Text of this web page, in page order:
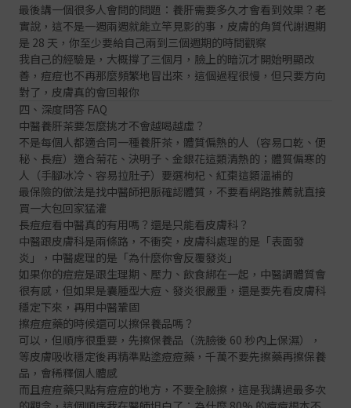
最後講一個很多人會問的問題：養肝需要多久才會看到效果？老
實說，這不是一週兩週就能立竿見影的事，皮膚的角質代謝週期
是 28 天，你至少要給自己兩到三個週期的時間觀察
我自己的經驗是，大概撐了三個月，臉上的暗沉才開始明顯改
善，痘痘也不再那麼頻繁地冒出來，這個過程很慢，但只要方向
對了，皮膚真的會回報你
四、深度問答 FAQ
中醫養肝茶要怎麼挑才不會越喝越虛？
不是每個人都適合同一種養肝茶，體質偏熱的人（容易口乾、便
秘、長痘）適合菊花、決明子、金銀花這類清熱的；體質偏寒的
人（手腳冰冷、容易拉肚子）要選枸杞、紅棗這類溫補的
最保險的做法是找中醫師把脈確認體質，不要看網路推薦就直接
買一大包回家猛灌
長痘痘看中醫真的有用嗎？還是只能看皮膚科？
中醫跟皮膚科是兩條路，不衝突，皮膚科處理的是「表面發
炎」，中醫處理的是「為什麼你會反覆發炎」
如果你的痘痘是跟生理期、壓力、飲食綁在一起，中醫調體質會
很有感，但如果是囊腫型大痘、發炎很嚴重，還是要先看皮膚科
穩定下來，再用中醫鞏固
擦痘痘藥的時候還可以擦保養品嗎？
可以，但順序很重要，先擦保養品（洗臉後 60 秒內上保濕），
等皮膚吸收穩定後再精準點塗痘痘藥，千萬不要先擦藥再擦保養
品，會稀釋個人體感
而且痘痘藥只點有痘痘的地方，不要全臉擦，這是我講過最多次